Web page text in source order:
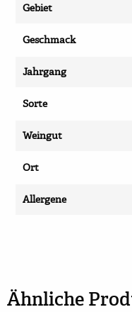
Gebiet
Geschmack
Jahrgang
Sorte
Weingut
Ort
Allergene
Ähnliche